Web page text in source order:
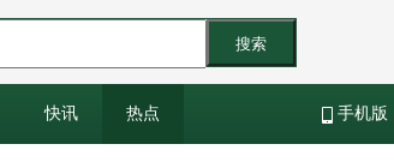
搜索
快讯 热点 手机版